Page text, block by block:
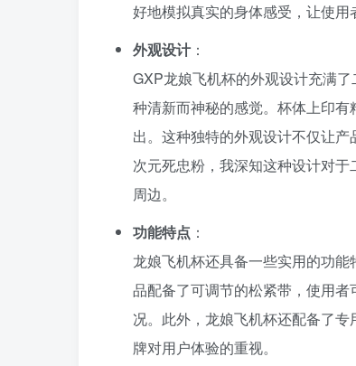
好地模拟真实的身体感受，让使用
外观设计：
GXP龙娘飞机杯的外观设计充满
种清新而神秘的感觉。杯体上印有
出。这种独特的外观设计不仅让
次元死忠粉，我深知这种设计对
周边。
功能特点 ：
龙娘飞机杯还具备一些实用的功
品配备了可调节的松紧带，使用
况。此外，龙娘飞机杯还配备了
牌对用户体验的重视。